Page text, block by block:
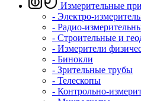
Измерительные
- Электро-
- Радио-
- Строительные и
- Измерители
- Бинокли
- Зрительные трубы
- Телескопы
- Контрольно-